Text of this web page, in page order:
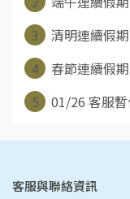
3
清明連續假
4
春節連續假
5
01/26 客服
客服與聯絡資訊